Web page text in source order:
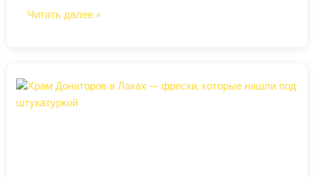
Топловский
источники
в
Читать далее »